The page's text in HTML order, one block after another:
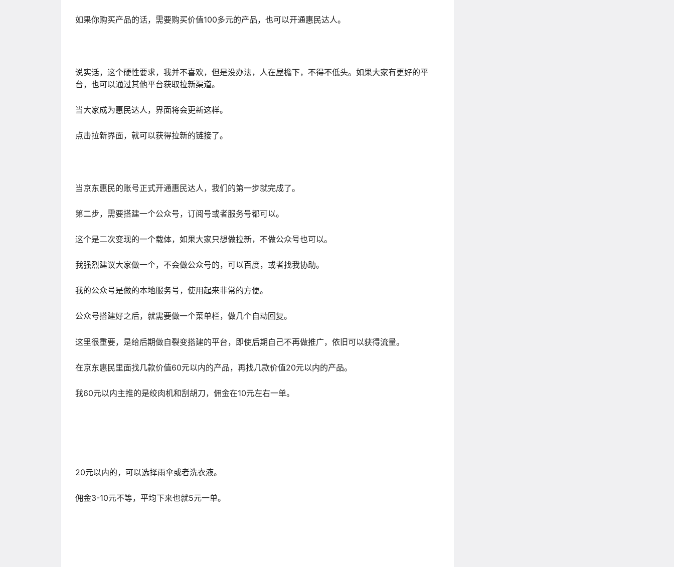
如果你购买产品的话，需要购买价值100多元的产品，也可以开通惠民达人。
说实话，这个硬性要求，我并不喜欢，但是没办法，人在屋檐下，不得不低头。如果大家有更好的平
台，也可以通过其他平台获取拉新渠道。
当大家成为惠民达人，界面将会更新这样。
点击拉新界面，就可以获得拉新的链接了。
当京东惠民的账号正式开通惠民达人，我们的第一步就完成了。
第二步，需要搭建一个公众号，订阅号或者服务号都可以。
这个是二次变现的一个载体，如果大家只想做拉新，不做公众号也可以。
我强烈建议大家做一个，不会做公众号的，可以百度，或者找我协助。
我的公众号是做的本地服务号，使用起来非常的方便。
公众号搭建好之后，就需要做一个菜单栏，做几个自动回复。
这里很重要，是给后期做自裂变搭建的平台，即使后期自己不再做推广，依旧可以获得流量。
在京东惠民里面找几款价值60元以内的产品，再找几款价值20元以内的产品。
我60元以内主推的是绞肉机和刮胡刀，佣金在10元左右一单。
20元以内的，可以选择雨伞或者洗衣液。
佣金3-10元不等，平均下来也就5元一单。